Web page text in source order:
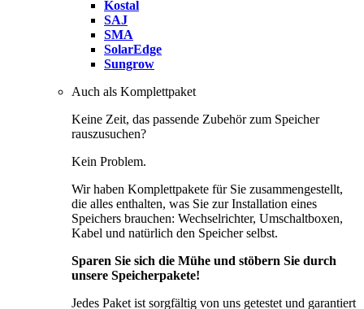
Kostal
SAJ
SMA
SolarEdge
Sungrow
Auch als Komplettpaket
Keine Zeit, das passende Zubehör zum Speicher
rauszusuchen?
Kein Problem.
Wir haben Komplettpakete für Sie zusammengestellt,
die alles enthalten, was Sie zur Installation eines
Speichers brauchen: Wechselrichter, Umschaltboxen,
Kabel und natürlich den Speicher selbst.
Sparen Sie sich die Mühe und stöbern Sie durch
unsere Speicherpakete!
Jedes Paket ist sorgfältig von uns getestet und garantiert